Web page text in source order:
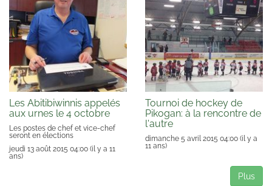
Les Abitibiwinnis appelés
aux urnes le 4 octobre
Les postes de chef et vice-chef
seront en élections
jeudi 13 août 2015 04:00 (il y a 11
ans)
Tournoi de hockey de
Pikogan: à la rencontre de
l'autre
dimanche 5 avril 2015 04:00 (il y a
11 ans)
Plus